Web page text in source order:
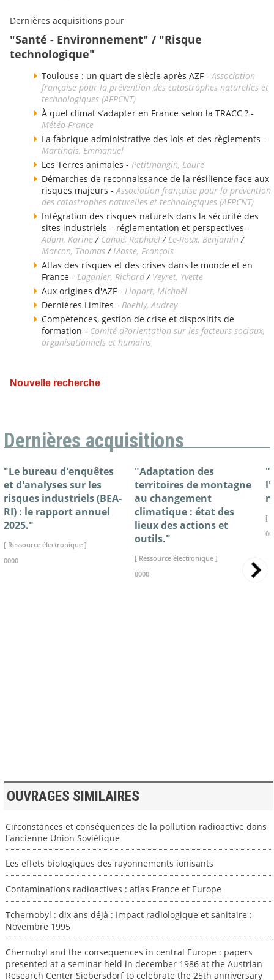
Dernières acquisitions pour
"Santé - Environnement" / "Risque
technologique"
Toulouse : un quart de siècle après AZF - Association
française pour la prévention des catastrophes naturelles et
technologiques (AFPCNT)
À quel climat s’adapter en France selon la TRACC ? -
Météo-France
La fabrique administrative des lois et des règlements -
Martinais, Emmanuel
Les Terres animales - Petitmangin, Laure
Démarches de reconnaissance de la résilience face aux
risques majeurs - Association française pour la prévention
des catastrophes naturelles et technologiques (AFPCNT)
Intégration des risques naturels dans la sécurité des
sites industriels – réglementation et perspectives -
Adam, Karine / Candé, Raphaël / Le-Roux, Benjamin /
Marcon, Thomas / Masse, François
Atlas des risques et des crises dans le monde et en
France - Laganier, Richard / Veyret, Yvette
Aux origines d'AZF - Llopart, Michaël
Dernières Limites - Boehly, Audrey
Compétences, gestion de crise et dispositifs de
formation - Comité d?orientation sur les facteurs sociaux,
organisationnels et humains
Nouvelle recherche
Dernières acquisitions
"Le bureau d'enquêtes
et d'analyses sur les
risques industriels (BEA-
RI) : le rapport annuel
2025."
[ Ressource électronique ]
0000
"Adaptation des
territoires de montagne
au changement
climatique : état des
lieux des actions et
outils."
[ Ressource électronique ]
0000
[
OUVRAGES SIMILAIRES
Circonstances et conséquences de la pollution radioactive dans
l'ancienne Union Soviétique
Les effets biologiques des rayonnements ionisants
Contaminations radioactives : atlas France et Europe
Tchernobyl : dix ans déjà : Impact radiologique et sanitaire :
Novembre 1995
Chernobyl and the consequences in central Europe : papers
presented at a seminar held in december 1986 at the Austrian
Research Center Siebersdorf to celebrate the 25th anniversary